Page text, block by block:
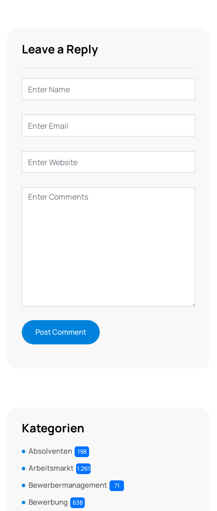
Leave a Reply
Kategorien
Absolventen 198
Arbeitsmarkt 1.261
Bewerbermanagement 71
Bewerbung 638